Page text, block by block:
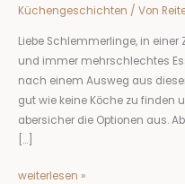
Küchengeschichten / Von
Liebe Schlemmerlinge, in
und immer mehrschlechtes
nach einem Ausweg aus
gut wie keine Köche zu finden
abersicher die Optionen aus.
[…]
sich
weiterlesen »